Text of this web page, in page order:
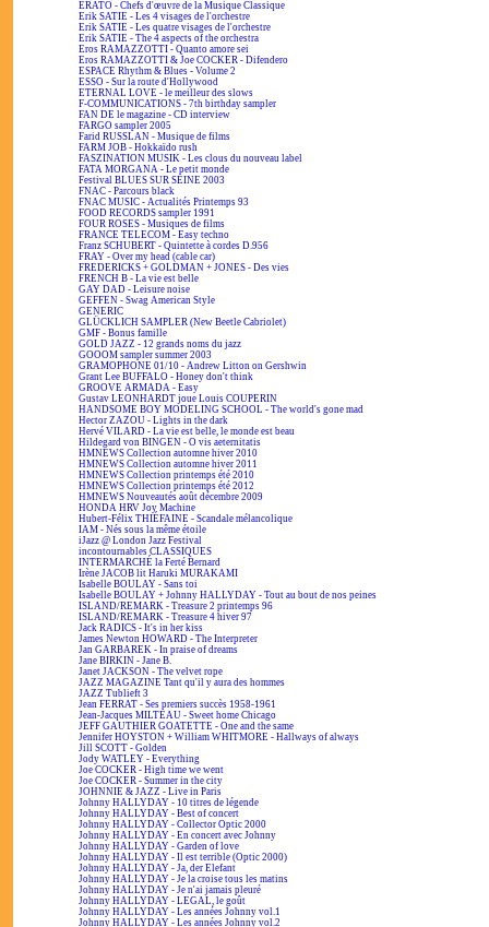
ERATO - Chefs d'œuvre de la Musique Classique
Erik SATIE - Les 4 visages de l'orchestre
Erik SATIE - Les quatre visages de l'orchestre
Erik SATIE - The 4 aspects of the orchestra
Eros RAMAZZOTTI - Quanto amore sei
Eros RAMAZZOTTI & Joe COCKER - Difendero
ESPACE Rhythm & Blues - Volume 2
ESSO - Sur la route d'Hollywood
ETERNAL LOVE - le meilleur des slows
F-COMMUNICATIONS - 7th birthday sampler
FAN DE le magazine - CD interview
FARGO sampler 2005
Farid RUSSLAN - Musique de films
FARM JOB - Hokkaïdo rush
FASZINATION MUSIK - Les clous du nouveau label
FATA MORGANA - Le petit monde
Festival BLUES SUR SEINE 2003
FNAC - Parcours black
FNAC MUSIC - Actualités Printemps 93
FOOD RECORDS sampler 1991
FOUR ROSES - Musiques de films
FRANCE TELECOM - Easy techno
Franz SCHUBERT - Quintette à cordes D.956
FRAY - Over my head (cable car)
FREDERICKS + GOLDMAN + JONES - Des vies
FRENCH B - La vie est belle
GAY DAD - Leisure noise
GEFFEN - Swag American Style
GENERIC
GLÜCKLICH SAMPLER (New Beetle Cabriolet)
GMF - Bonus famille
GOLD JAZZ - 12 grands noms du jazz
GOOOM sampler summer 2003
GRAMOPHONE 01/10 - Andrew Litton on Gershwin
Grant Lee BUFFALO - Honey don't think
GROOVE ARMADA - Easy
Gustav LEONHARDT joue Louis COUPERIN
HANDSOME BOY MODELING SCHOOL - The world's gone mad
Hector ZAZOU - Lights in the dark
Hervé VILARD - La vie est belle, le monde est beau
Hildegard von BINGEN - O vis aeternitatis
HMNEWS Collection automne hiver 2010
HMNEWS Collection automne hiver 2011
HMNEWS Collection printemps été 2010
HMNEWS Collection printemps été 2012
HMNEWS Nouveautés août décembre 2009
HONDA HRV Joy Machine
Hubert-Félix THIÉFAINE - Scandale mélancolique
IAM - Nés sous la même étoile
iJazz @ London Jazz Festival
incontournables CLASSIQUES
INTERMARCHÉ la Ferté Bernard
Irène JACOB lit Haruki MURAKAMI
Isabelle BOULAY - Sans toi
Isabelle BOULAY + Johnny HALLYDAY - Tout au bout de nos peines
ISLAND/REMARK - Treasure 2 printemps 96
ISLAND/REMARK - Treasure 4 hiver 97
Jack RADICS - It's in her kiss
James Newton HOWARD - The Interpreter
Jan GARBAREK - In praise of dreams
Jane BIRKIN - Jane B.
Janet JACKSON - The velvet rope
JAZZ MAGAZINE Tant qu'il y aura des hommes
JAZZ Tublieft 3
Jean FERRAT - Ses premiers succès 1958-1961
Jean-Jacques MILTEAU - Sweet home Chicago
JEFF GAUTHIER GOATETTE - One and the same
Jennifer HOYSTON + William WHITMORE - Hallways of always
Jill SCOTT - Golden
Jody WATLEY - Everything
Joe COCKER - High time we went
Joe COCKER - Summer in the city
JOHNNIE & JAZZ - Live in Paris
Johnny HALLYDAY - 10 titres de légende
Johnny HALLYDAY - Best of concert
Johnny HALLYDAY - Collector Optic 2000
Johnny HALLYDAY - En concert avec Johnny
Johnny HALLYDAY - Garden of love
Johnny HALLYDAY - Il est terrible (Optic 2000)
Johnny HALLYDAY - Ja, der Elefant
Johnny HALLYDAY - Je la croise tous les matins
Johnny HALLYDAY - Je n'ai jamais pleuré
Johnny HALLYDAY - LEGAL, le goût
Johnny HALLYDAY - Les années Johnny vol.1
Johnny HALLYDAY - Les années Johnny vol.2